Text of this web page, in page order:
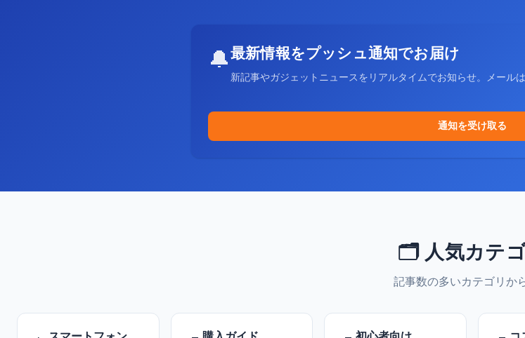
🔔最新情報をプッシュ通知でお届け
新記事やガジェットニュースをリアルタイムでお知らせ。メール
通知を受け取る
🗂️ 人気カテ
記事数の多いカテゴリか